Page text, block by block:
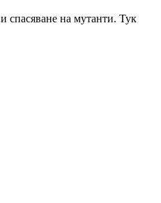
спасяване на мутанти. Тук